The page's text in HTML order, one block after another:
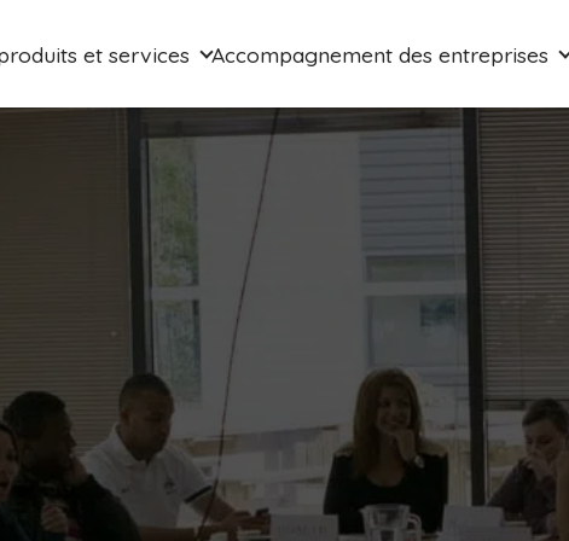
et services
et
Blanchisserie, propreté et
hygiène des locaux
Blanchisserie
Propreté et hygiène des locaux
Accompagnement des entreprises